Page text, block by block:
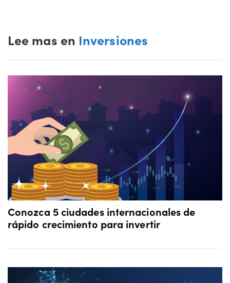
Lee mas en Inversiones
Conozca 5 ciudades internacionales de
rápido crecimiento para invertir